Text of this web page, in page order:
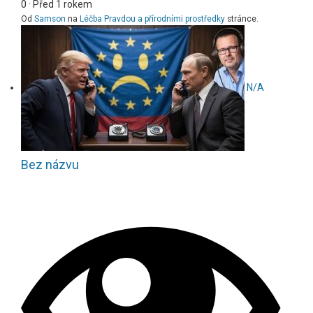
0 · Před 1 rokem
Od Samson na Léčba Pravdou a přírodními prostředky stránce.
N/A
Bez názvu